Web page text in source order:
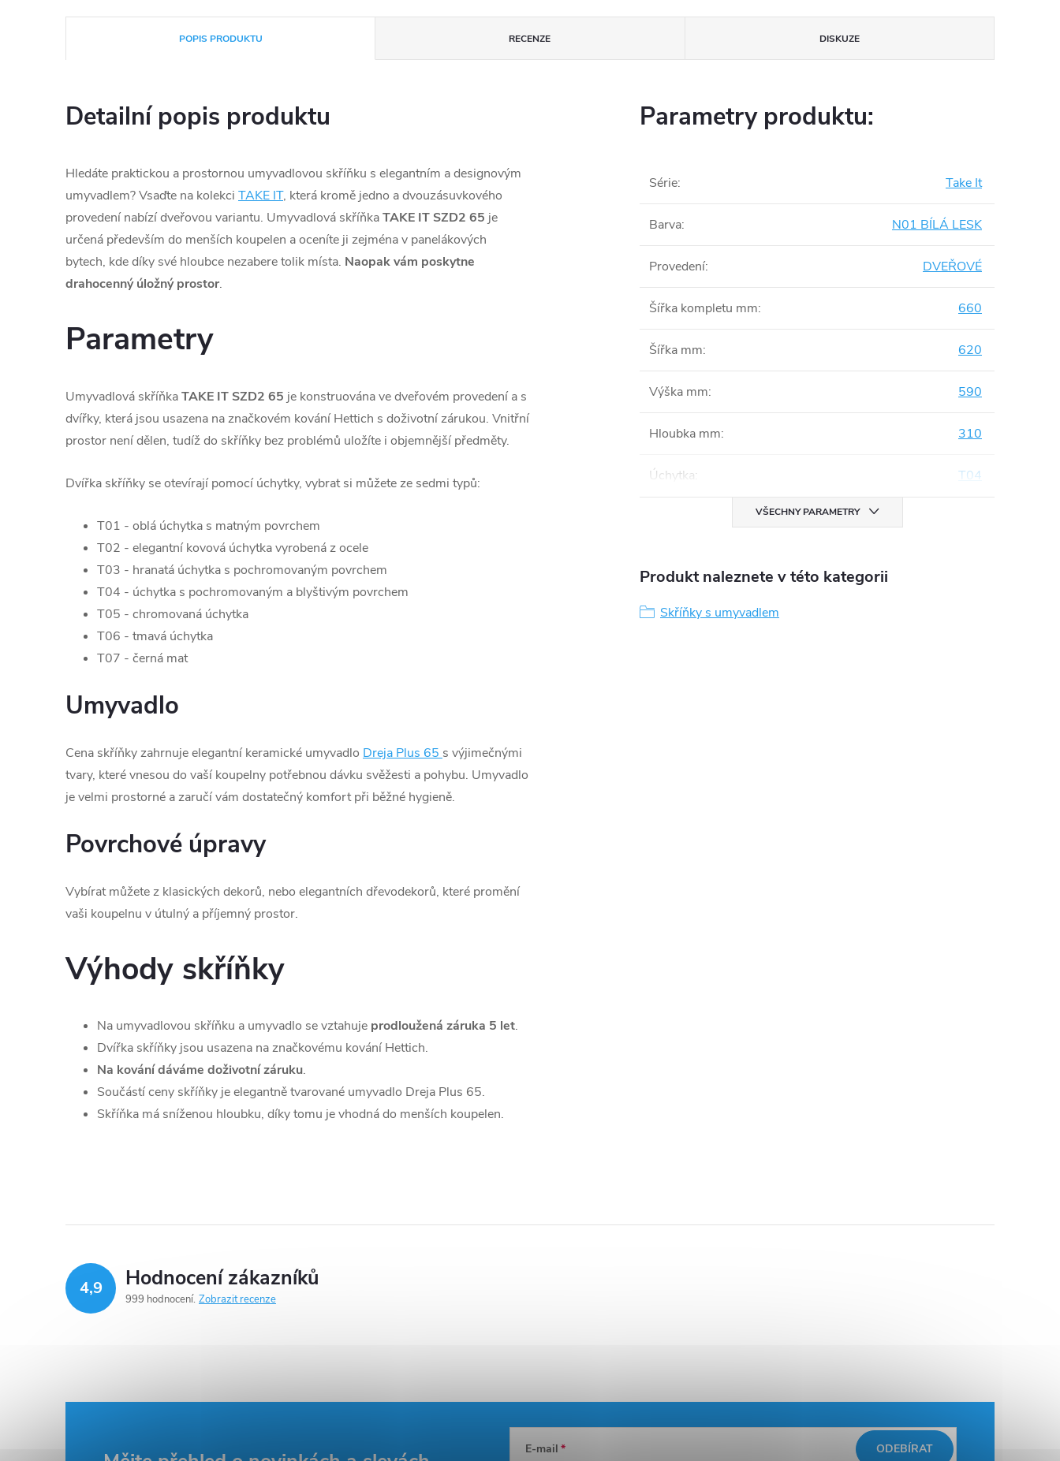
POPIS PRODUKTU RECENZE DISKUZE
Detailní popis produktu
Hledáte praktickou a prostornou umyvadlovou skříňku s elegantním a designovým
umyvadlem? Vsaďte na kolekci TAKE IT, která kromě jedno a dvouzásuvkového
provedení nabízí dveřovou variantu. Umyvadlová skříňkaTAKE IT SZD2 65 je
určená především do menších koupelen a oceníte ji zejména v panelákových
bytech, kde díky své hloubce nezabere tolik místa. Naopak vám poskytne
drahocenný úložný prostor.
Parametry
Umyvadlová skříňkaTAKE IT SZD2 65 je konstruována ve dveřovém provedení a s
dvířky, která jsou usazena na značkovém kování Hettich s doživotní zárukou. Vnitřní
prostor není dělen, tudíž do skříňky bez problémů uložíte i objemnější předměty.
Dvířka skříňky se otevírají pomocí úchytky, vybrat si můžete ze sedmi typů:
T01 - oblá úchytka s matným povrchem
T02 - elegantní kovová úchytka vyrobená z ocele
T03 - hranatá úchytka s pochromovaným povrchem
T04 - úchytka s pochromovaným a blyštivým povrchem
T05 - chromovaná úchytka
T06 - tmavá úchytka
T07 - černá mat
Umyvadlo
Cena skříňky zahrnuje elegantní keramické umyvadlo Dreja Plus 65 s výjimečnými
tvary, které vnesou do vaší koupelny potřebnou dávku svěžesti a pohybu. Umyvadlo
je velmi prostorné a zaručí vám dostatečný komfort při běžné hygieně.
Povrchové úpravy
Vybírat můžete z klasických dekorů, nebo elegantních dřevodekorů, které promění
vaši koupelnu v útulný a příjemný prostor.
Výhody skříňky
Na umyvadlovou skříňku a umyvadlo se vztahuje prodloužená záruka 5 let.
Dvířka skříňky jsou usazena na značkovému kování Hettich.
Na kování dáváme doživotní záruku.
Součástí ceny skříňky je elegantně tvarované umyvadlo Dreja Plus 65.
Skříňka má sníženou hloubku, díky tomu je vhodná do menších koupelen.
Parametry produktu:
Série: Take It
Barva: N01 BÍLÁ LESK
Provedení: DVEŘOVÉ
Šířka kompletu mm: 660
Šířka mm: 620
Výška mm: 590
Hloubka mm: 310
Úchytka: T04
VŠECHNY PARAMETRY
Produkt naleznete v této kategorii
Skříňky s umyvadlem
4,9 Hodnocení zákazníků
999 hodnocení Zobrazit recenze
E-mail ODEBÍRAT